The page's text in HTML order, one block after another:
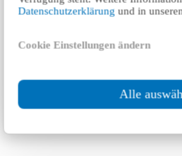
Datenschutzerklärung und in
Cookie Einstellungen ändern
Alle